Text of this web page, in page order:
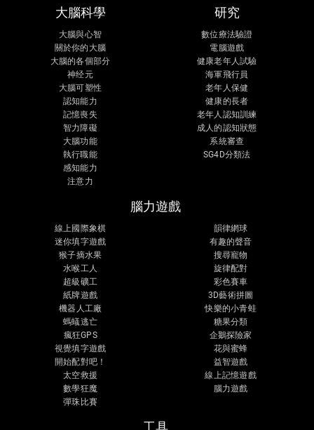
大腦科學
大腦與心智
關於你的大腦
大腦的各個部分
神经元
大腦可塑性
認知能力
記憶喪失
智力障礙
大腦功能
執行職能
感知能力
注意力
研究
數位療法驗證
電腦遊戲
健康老年人試驗
海軍飛行員
老年人保健
健康的長者
老年人認知訓練
成人的認知狀態
系統審查
SG4D分類法
腦力遊戲
線上國際象棋
迷你填字遊戲
猴子摘水果
水喉工人
超級礦工
紙牌遊戲
機器人工廠
螞蟻逃亡
瘋狂GPS
視覺填字遊戲
開始配對吧！
太空救援
數學狂魔
彈珠比賽
韻律網球
有趣的聲音
搜尋寵物
旋律配對
彩色賽車
3D藝術拼圖
快樂的小青蛙
糖果分類
企鵝探險家
花與蜜蜂
益智遊戲
線上記憶遊戲
腦力遊戲
工具